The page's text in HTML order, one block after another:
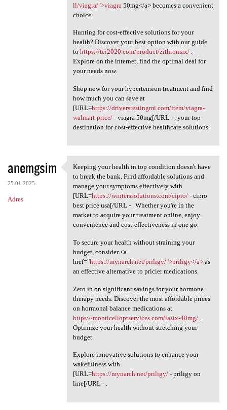
ll/viagra/">viagra 50mg</a> becomes a convenient
choice.
Hunting for cost-effective solutions for your
health? Discover your best option with our guide
to https://tei2020.com/product/zithromax/.
Explore on the internet, find the optimal deal for
your needs now.
Shop now for your hypertension treatment and find
how much you can save at
[URL=https://driverstestingmi.com/item/viagra-
walmart-price/- viagra 50mg[/URL - , your top
destination for cost-effective healthcare solutions.
anemgsim
25.01.2025
Adres
Keeping your health in top
Keeping your health in top condition doesn't have
to break the bank. Find affordable solutions and
manage your symptoms effectively with
[URL=https://winterssolutions.com/cipro/- cipro
best price usa[/URL - . Whether you're in the
market to acquire your treatment online, enjoy
convenience and cost-effectiveness in one go.
To secure your health without straining your
budget, consider <a
href="https://mynarch.net/priligy/">priligy</a>as
an effective alternative to pricier medications.
Zero in on significant savings for your hormone
therapy needs. Discover the most affordable prices
on hormonal balance medications at
https://monticelloptservices.com/lasix-40mg/.
Optimize your health without stretching your
budget.
Explore innovative solutions to enhance your
wakefulness with
[URL=https://mynarch.net/priligy/- priligy on
line[/URL - .